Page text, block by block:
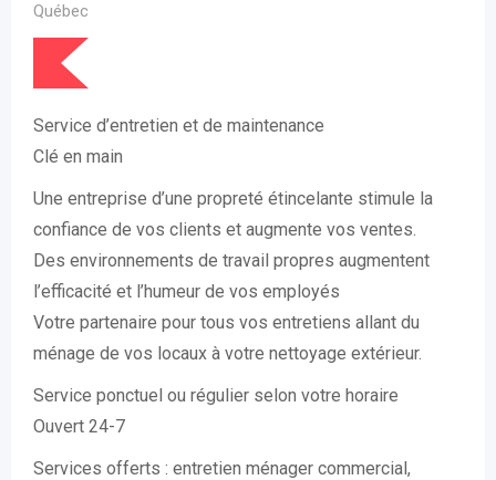
Québec
Service d’entretien et de maintenance
Clé en main
Une entreprise d’une propreté étincelante stimule la
confiance de vos clients et augmente vos ventes.
Des environnements de travail propres augmentent
l’efficacité et l’humeur de vos employés
Votre partenaire pour tous vos entretiens allant du
ménage de vos locaux à votre nettoyage extérieur.
Service ponctuel ou régulier selon votre horaire
Ouvert 24-7
Services offerts : entretien ménager commercial,